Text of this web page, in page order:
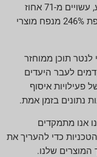
תמיסת הסיבים שלנו ניתנים למחזור, ובממוצע, עשויים מ-71 אחוז
מתוכן ממוחזר. בנוסף, קבוצת RMG שלנו אוספת 246% מנפח מוצרי
לנטר תוכן ממוחזר
לעבר היעדים
של פעילויות איסוף
נתונים בזמן אמת.
אנו מתמקדים
כדי להעריך את